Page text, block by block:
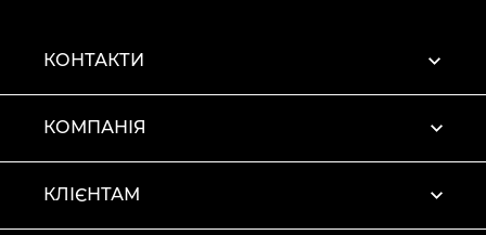
КОНТАКТИ
КОМПАНІЯ
КЛІЄНТАМ